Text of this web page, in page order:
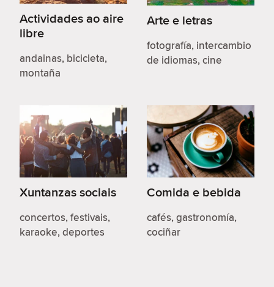
Actividades ao aire
libre
andainas, bicicleta,
montaña
Arte e letras
fotografía, intercambio
de idiomas, cine
Xuntanzas sociais
concertos, festivais,
karaoke, deportes
Comida e bebida
cafés, gastronomía,
cociñar